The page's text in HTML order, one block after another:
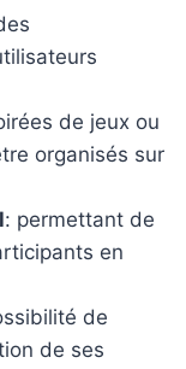
de jeux ou
organisés sur
: permettant de
en
de
de ses